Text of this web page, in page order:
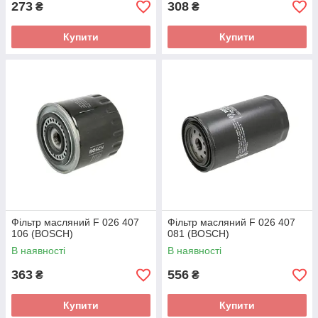
273 ₴
Купити
308 ₴
Купити
Фільтр масляний F 026 407
106 (BOSCH)
В наявності
363 ₴
Купити
Фільтр масляний F 026 407
081 (BOSCH)
В наявності
556 ₴
Купити